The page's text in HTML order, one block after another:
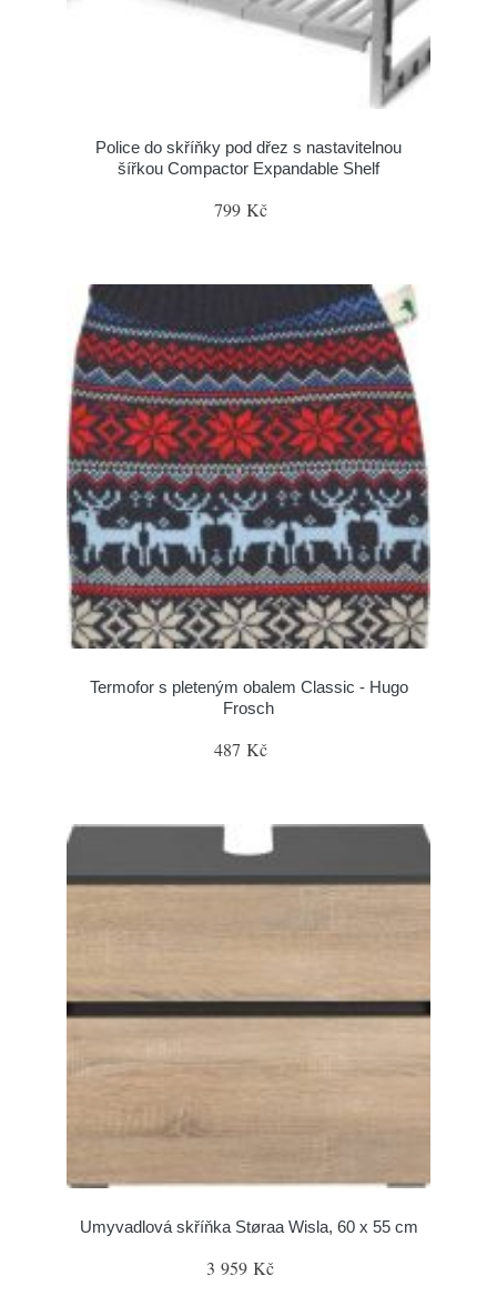
Police do skříňky pod dřez s nastavitelnou
šířkou Compactor Expandable Shelf
799 Kč
Termofor s pleteným obalem Classic - Hugo
Frosch
487 Kč
Umyvadlová skříňka Støraa Wisla, 60 x 55 cm
3 959 Kč